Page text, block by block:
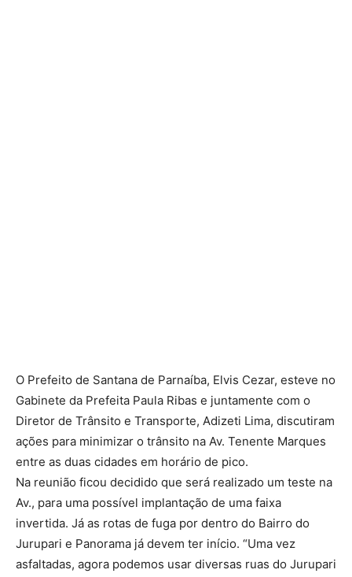
O Prefeito de Santana de Parnaíba, Elvis Cezar, esteve no
Gabinete da Prefeita Paula Ribas e juntamente com o
Diretor de Trânsito e Transporte, Adizeti Lima, discutiram
ações para minimizar o trânsito na Av. Tenente Marques
entre as duas cidades em horário de pico.
Na reunião ficou decidido que será realizado um teste na
Av., para uma possível implantação de uma faixa
invertida. Já as rotas de fuga por dentro do Bairro do
Jurupari e Panorama já devem ter início. “Uma vez
asfaltadas, agora podemos usar diversas ruas do Jurupari